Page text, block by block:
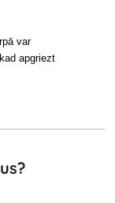
var
apgriezt